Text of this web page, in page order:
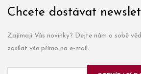
Chcete dostávat
Zajímají Vás novinky? Dejte nám o sobě
zasílat vše přímo na e-mail.